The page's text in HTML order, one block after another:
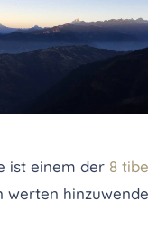
ist einem der 8
werten